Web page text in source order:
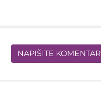
NAPIŠITE KOMENTAR